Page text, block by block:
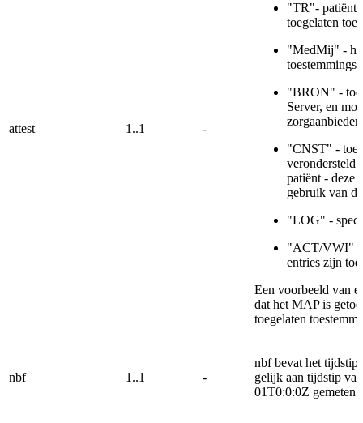
attest 1..1 -
"TR"- patiënt
toegelaten
"MedMij" -
"BRON" -
Server, en
zorgaanbieder
"CNST" -
verondersteld
patiënt - deze
gebruik van
"LOG" -
"ACT/VWI" -
entries zijn
Een voorbeeld van
dat het MAP is
toegelaten
nbf 1..1 -
nbf bevat het tijdstip
gelijk aan tijdstip
01T0:0:0Z gemeten